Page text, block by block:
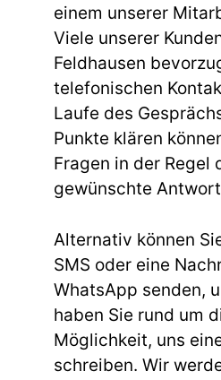
einem unserer
Viele unserer
Feldhausen
telefonischen
Laufe des
Punkte klären
Fragen in der Regel
gewünschte
Alternativ können
SMS oder eine
WhatsApp senden,
haben Sie rund um
Möglichkeit, uns
schreiben. Wir